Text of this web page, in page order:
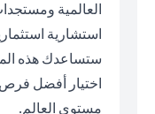
العالمية ومستجدات
استشارية استثمارية
ستساعدك هذه
اختيار أفضل فرص
مستوى العالم.